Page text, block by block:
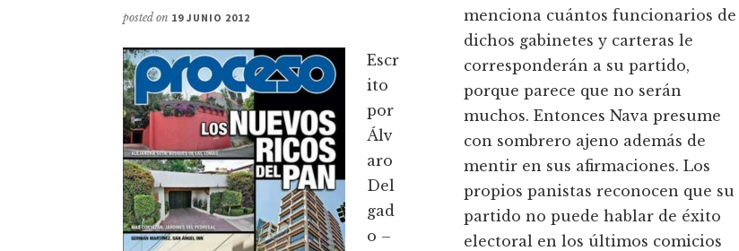
posted on 19 JUNIO 2012
Escr
ito
por
Álv
aro
Del
gad
o –
menciona cuántos funcionarios de
dichos gabinetes y carteras le
corresponderán a su partido,
porque parece que no serán
muchos. Entonces Nava presume
con sombrero ajeno además de
mentir en sus afirmaciones. Los
propios panistas reconocen que su
partido no puede hablar de éxito
electoral en los últimos comicios